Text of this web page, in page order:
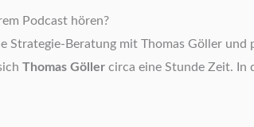
Podcast hören?
Strategie-Beratung mit Thomas Göller
Thomas Göller circa eine Stunde Zeit. In